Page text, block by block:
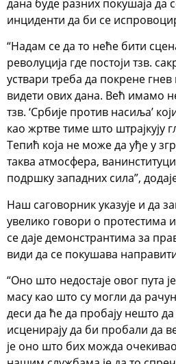
дана буде разних покушаја да
инциденти да би се
“Надам се да то неће бити
револуција где постоји тзв.
уствари треба да покрене
видети ових дана. Већ имамо
тзв. ‘Србије против насиља’
као жртве тиме што штрајкују
Тепић која не може да уђе у
таква атмосфера,
подршку западних сила”,
Наш саговорник указује и да
увелико говори о протестима
се даје демонстрантима за
види да се покушава
“Оно што недостаје овог пута
масу као што су могли да
деси да ће да пробају нешто
исценирају да би пробали да
је оно што бих можда